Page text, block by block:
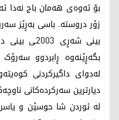
بۆ ئەوەی هەمان باج نەدا
بینی شەڕی
بگەڕێنەوە ڕابردوو
لەدوای داگیرکردنی
دیارترین سەرکردەکانی
لە ئوردن شا حوسێن و